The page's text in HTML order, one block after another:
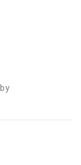
by